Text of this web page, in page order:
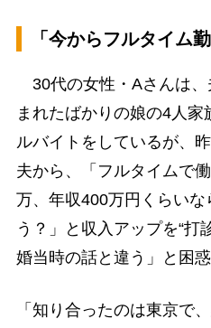
「今からフルタイム
30代の女性・Aさんは、
まれたばかりの娘の4人
ルバイトをしているが、
夫から、「フルタイムで
万、年収400万円くらいな
う？」と収入アップを“打
婚当時の話と違う」と困惑
「知り合ったのは東京で